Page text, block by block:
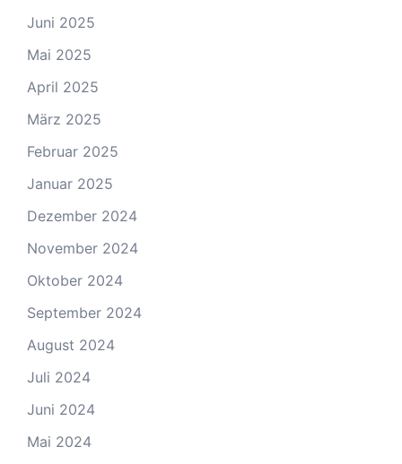
Juni 2025
Mai 2025
April 2025
März 2025
Februar 2025
Januar 2025
Dezember 2024
November 2024
Oktober 2024
September 2024
August 2024
Juli 2024
Juni 2024
Mai 2024